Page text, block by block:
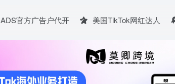
ADS官方广告户代开 美国TikTok网红达人